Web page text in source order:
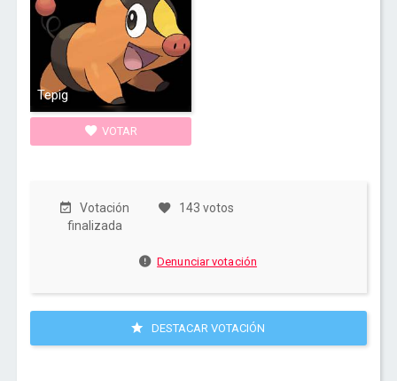
Tepig
VOTAR
Votación
finalizada
143 votos
Denunciar votación
DESTACAR VOTACIÓN